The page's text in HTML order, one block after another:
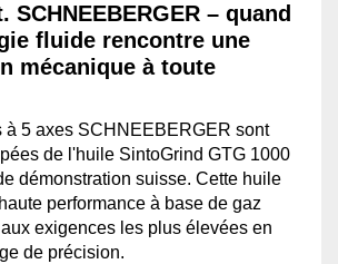
SCHNEEBERGER – quand
fluide rencontre une
mécanique à toute
à 5 axes SCHNEEBERGER sont
de l'huile SintoGrind GTG 1000
démonstration suisse. Cette huile
performance à base de gaz
exigences les plus élevées en
de précision.